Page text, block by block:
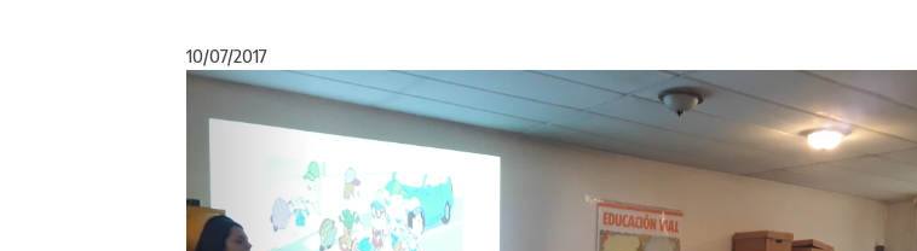
10/07/2017
Anterior